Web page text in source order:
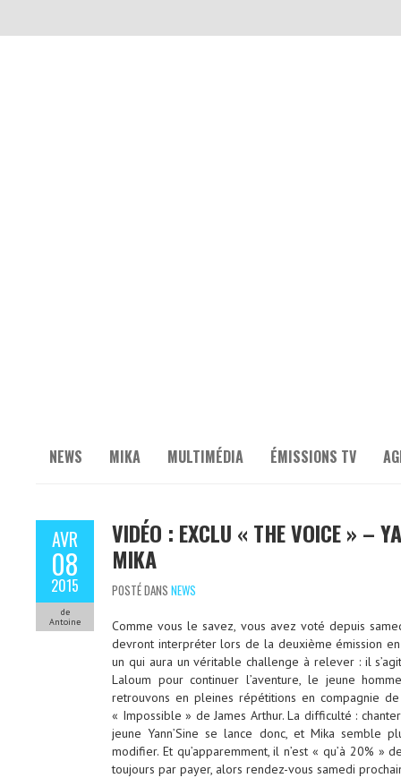
NEWS MIKA MULTIMÉDIA ÉMISSIONS TV
AVR
08
2015
de
Antoine
VIDÉO : EXCLU « THE VOICE » –
MIKA
POSTÉ DANS NEWS
Comme vous le savez, vous avez voté depuis
devront interpréter lors de la deuxième émission
un qui aura un véritable challenge à relever : il
Laloum pour continuer l’aventure, le jeune
retrouvons en pleines répétitions en compagnie
« Impossible » de James Arthur. La difficulté :
jeune Yann’Sine se lance donc, et Mika semble
modifier. Et qu’apparemment, il n’est « qu’à 20%
toujours par payer, alors rendez-vous samedi